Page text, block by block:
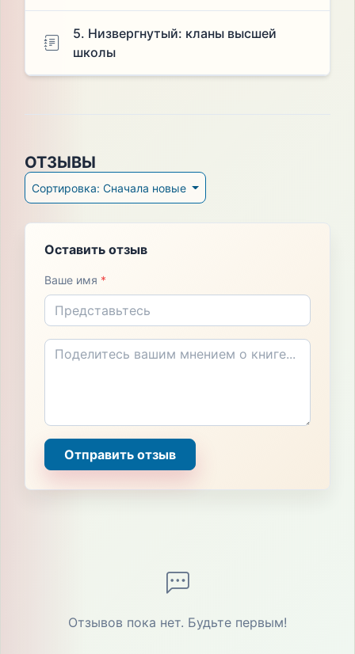
5. Низвергнутый: кланы высшей
школы
ОТЗЫВЫ
Сортировка: Сначала новые
Оставить отзыв
Ваше имя *
Отправить отзыв
Отзывов пока нет. Будьте первым!